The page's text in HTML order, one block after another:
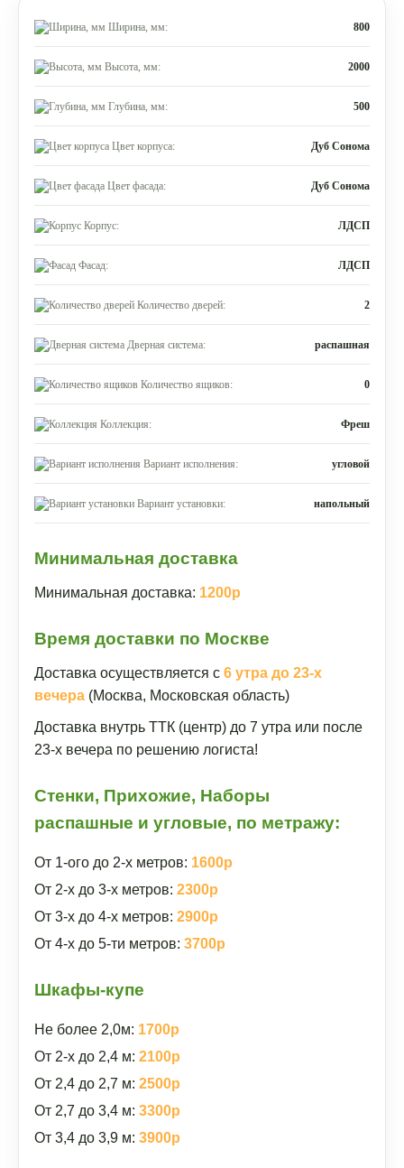
Ширина, мм: 800
Высота, мм: 2000
Глубина, мм: 500
Цвет корпуса: Дуб Сонома
Цвет фасада: Дуб Сонома
Корпус: ЛДСП
Фасад: ЛДСП
Количество дверей: 2
Дверная система: распашная
Количество ящиков: 0
Коллекция: Фреш
Вариант исполнения: угловой
Вариант установки: напольный
Минимальная доставка
Минимальная доставка: 1200р
Время доставки по Москве
Доставка осуществляется с 6 утра до 23-х
вечера (Москва, Московская область)
Доставка внутрь ТТК (центр) до 7 утра или после
23-х вечера по решению логиста!
Стенки, Прихожие, Наборы
распашные и угловые, по метражу:
От 1-ого до 2-х метров: 1600р
От 2-х до 3-х метров: 2300р
От 3-х до 4-х метров: 2900р
От 4-х до 5-ти метров: 3700р
Шкафы-купе
Не более 2,0м: 1700р
От 2-х до 2,4 м: 2100р
От 2,4 до 2,7 м: 2500р
От 2,7 до 3,4 м: 3300р
От 3,4 до 3,9 м: 3900р